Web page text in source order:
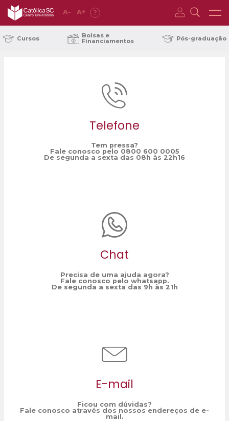
A- A+ ?
Cursos Bolsas e
Financiamentos Pós-graduação
Telefone
Tem pressa?
Fale conosco pelo 0800 600 0005
De segunda a sexta das 08h às 22h16
Chat
Precisa de uma ajuda agora?
Fale conosco pelo whatsapp.
De segunda a sexta das 9h às 21h
E-mail
Ficou com dúvidas?
Fale conosco através dos nossos endereços de e-
mail.